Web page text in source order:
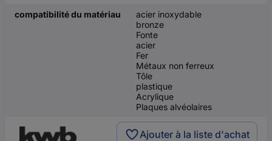
compatibilité du matériau
acier inoxydable
bronze
Fonte
acier
Fer
Métaux non ferreux
Tôle
plastique
Acrylique
Plaques alvéolaires
Ajouter à la liste d'achat